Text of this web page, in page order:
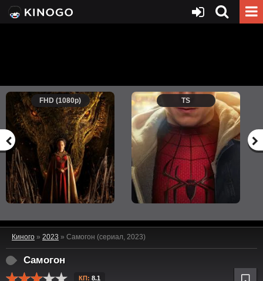
FHD (1080p) TS
Киного » 2023 » Самогон (сериал, 2023)
Самогон
КП: 8.1